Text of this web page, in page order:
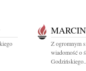
Z ogromnym
wiadomość o